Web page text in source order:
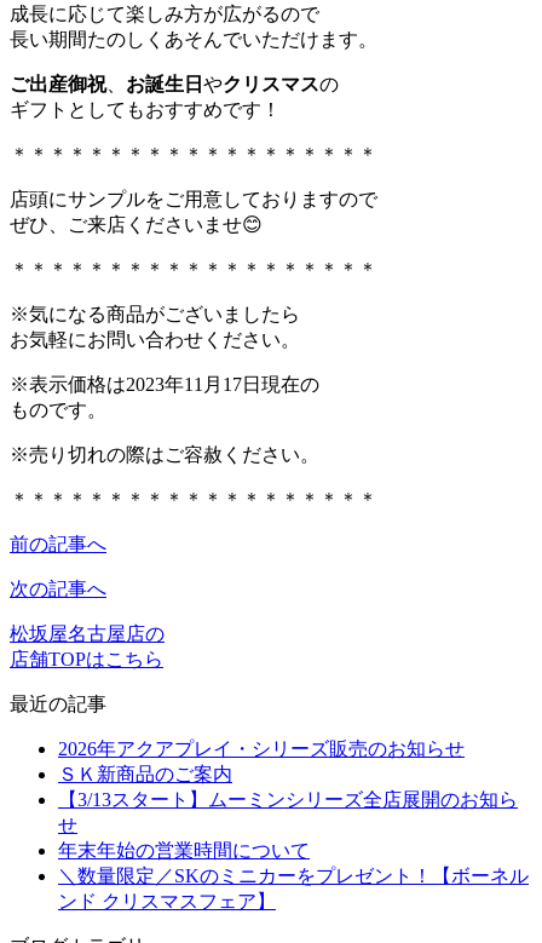
成長に応じて楽しみ方が広がるので
長い期間たのしくあそんでいただけます。
ご出産御祝、 お誕生日 やクリスマスの
ギフトとしてもおすすめです！
＊＊＊＊＊＊＊＊＊＊＊＊＊＊＊＊＊＊＊
店頭にサンプルをご用意しておりますので
ぜひ、ご来店くださいませ😊
＊＊＊＊＊＊＊＊＊＊＊＊＊＊＊＊＊＊＊
※気になる商品がございましたら
お気軽にお問い合わせください。
※表示価格は2023年11月17日現在の
ものです。
※売り切れの際はご容赦ください。
＊＊＊＊＊＊＊＊＊＊＊＊＊＊＊＊＊＊＊
前の記事へ
次の記事へ
松坂屋名古屋店の
店舗TOPはこちら
最近の記事
2026年アクアプレイ・シリーズ販売のお知らせ
ＳＫ新商品のご案内
【3/13スタート】ムーミンシリーズ全店展開のお知ら
せ
年末年始の営業時間について
＼数量限定／SKのミニカーをプレゼント！【ボーネル
ンド クリスマスフェア】